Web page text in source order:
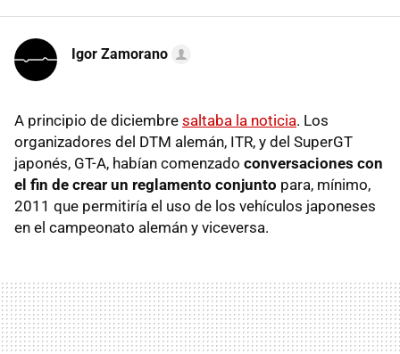
Igor Zamorano
A principio de diciembre saltaba la noticia. Los
organizadores del DTM alemán, ITR, y del SuperGT
japonés, GT-A, habían comenzado conversaciones con
el fin de crear un reglamento conjunto para, mínimo,
2011 que permitiría el uso de los vehículos japoneses
en el campeonato alemán y viceversa.